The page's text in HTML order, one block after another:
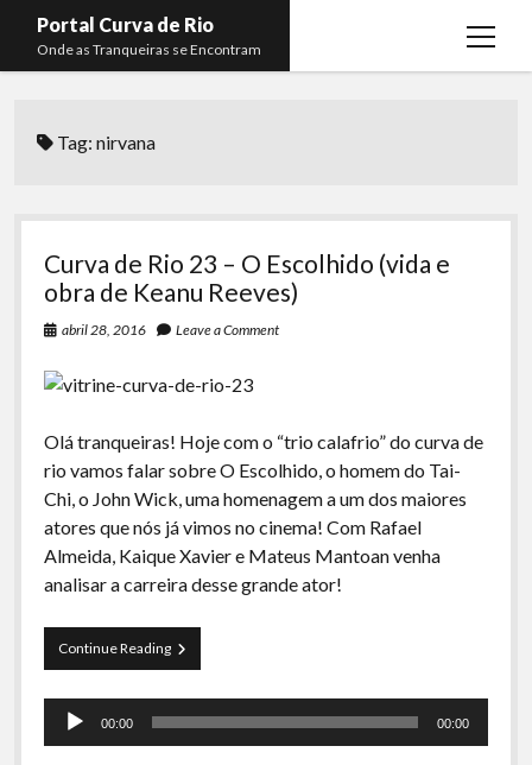
Portal Curva de Rio
Onde as Tranqueiras se Encontram
open
Curva de Rio
Komos
La Siesta Podcast
Arquivo CDR
Papo Tranqueira
A Ripa É a Lei
Especiais
Preliminares
Membros
Lucas Oliveira
Kaique Xavier
Tag:nirvana
Curva de Rio 23 – O Escolhido (vida e
obra de Keanu Reeves)
abril 28, 2016 Leave a Comment
Olá tranqueiras! Hoje com o “trio calafrio” do curva de
rio vamos falar sobre O Escolhido, o homem do Tai-
Chi, o John Wick, uma homenagem a um dos maiores
atores que nós já vimos no cinema! Com Rafael
Almeida, Kaique Xavier e Mateus Mantoan venha
analisar a carreira desse grande ator!
Continue ReadingCurva
de
–
Tocador
00:00 00:00